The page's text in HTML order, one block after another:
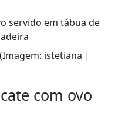
istetiana |
com ovo